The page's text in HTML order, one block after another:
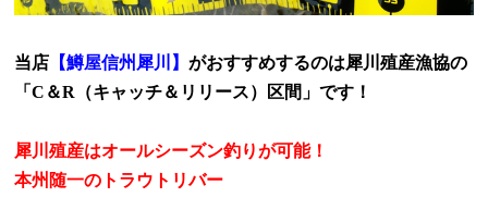
当店 【鱒屋信州犀川】がおすすめするのは犀川殖産漁協の
「C ＆R （キャッチ＆リリース）区間」です！
犀川殖産はオールシーズン釣りが可能！
本州随一のトラウトリバー